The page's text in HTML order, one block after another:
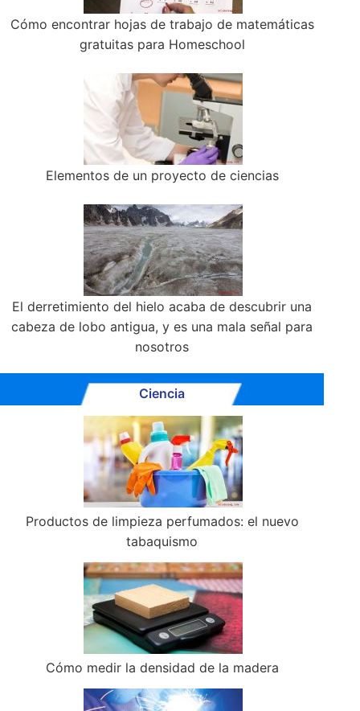
Cómo encontrar hojas de trabajo de matemáticas
gratuitas para Homeschool
Elementos de un proyecto de ciencias
El derretimiento del hielo acaba de descubrir una
cabeza de lobo antigua, y es una mala señal para
nosotros
Ciencia
Productos de limpieza perfumados: el nuevo
tabaquismo
Cómo medir la densidad de la madera